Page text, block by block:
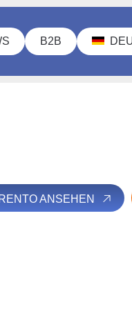
B2B
ANSEHEN